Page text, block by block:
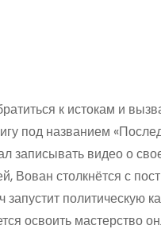
к истокам и
под названием
записывать видео о
Вован столкнётся с
политическую
освоить мастерство